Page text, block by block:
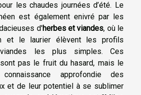
les chaudes journées d’été. Le
est également enivré par les
d'herbes et viandes, où le
et le laurier élèvent les profils
les plus simples. Ces
pas le fruit du hasard, mais le
approfondie des
et de leur potentiel à se sublimer